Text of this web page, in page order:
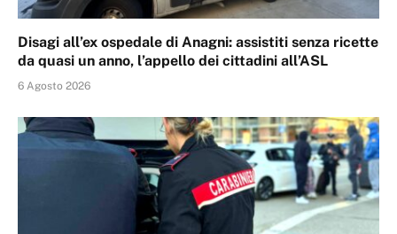
Disagi all’ex ospedale di Anagni: assistiti senza ricette
da quasi un anno, l’appello dei cittadini all’ASL
6 Agosto 2026